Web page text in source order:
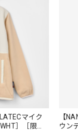
Uv Rush Cool Logo
！ セットアップで短
Parka [ASH GRY]
XXL
マイク
］［限定
【
ウン